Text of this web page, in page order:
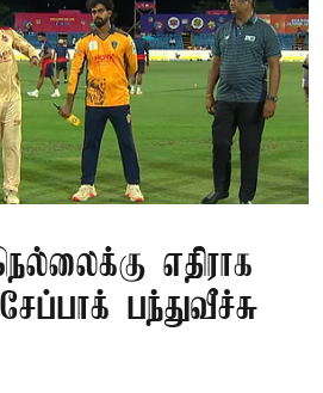
எதிராக
பந்துவீச்சு